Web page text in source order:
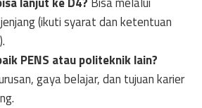
(ikuti syarat dan ketentuan
PENS atau politeknik lain?
gaya belajar, dan tujuan karier